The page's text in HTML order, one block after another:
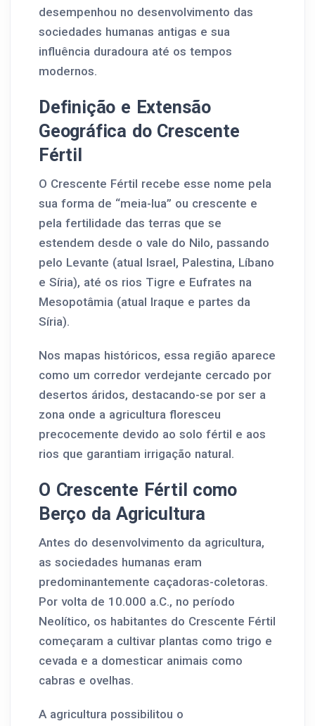
desempenhou no desenvolvimento das
sociedades humanas antigas e sua
influência duradoura até os tempos
modernos.
Definição e Extensão
Geográfica do Crescente
Fértil
O Crescente Fértil recebe esse nome pela
sua forma de “meia-lua” ou crescente e
pela fertilidade das terras que se
estendem desde o vale do Nilo, passando
pelo Levante (atual Israel, Palestina, Líbano
e Síria), até os rios Tigre e Eufrates na
Mesopotâmia (atual Iraque e partes da
Síria).
Nos mapas históricos, essa região aparece
como um corredor verdejante cercado por
desertos áridos, destacando-se por ser a
zona onde a agricultura floresceu
precocemente devido ao solo fértil e aos
rios que garantiam irrigação natural.
O Crescente Fértil como
Berço da Agricultura
Antes do desenvolvimento da agricultura,
as sociedades humanas eram
predominantemente caçadoras-coletoras.
Por volta de 10.000 a.C., no período
Neolítico, os habitantes do Crescente Fértil
começaram a cultivar plantas como trigo e
cevada e a domesticar animais como
cabras e ovelhas.
A agricultura possibilitou o